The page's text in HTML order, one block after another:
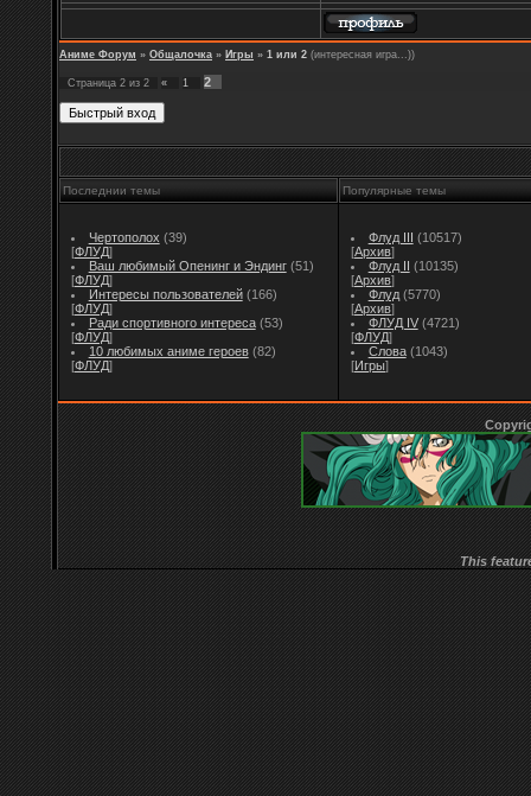
Аниме Форум » Общалочка » Игры » 1 или 2 (интересная игра...))
Страница 2 из 2 « 1 2
Последнии темы Популярные темы
Чертополох (39)
[ФЛУД]
Ваш любимый Опенинг и Эндинг (51)
[ФЛУД]
Интересы пользователей (166)
[ФЛУД]
Ради спортивного интереса (53)
[ФЛУД]
10 любимых аниме героев (82)
[ФЛУД]
Флуд III (10517)
[Архив]
Флуд II (10135)
[Архив]
Флуд (5770)
[Архив]
ФЛУД IV (4721)
[ФЛУД]
Слова (1043)
[Игры]
This